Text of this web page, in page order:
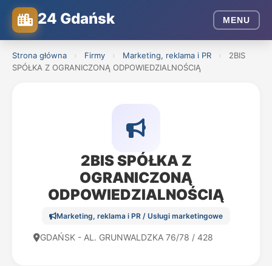
24 Gdańsk MENU
Strona główna › Firmy › Marketing, reklama i PR ›
2BIS
SPÓŁKA Z OGRANICZONĄ ODPOWIEDZIALNOŚCIĄ
2BIS SPÓŁKA Z
OGRANICZONĄ
ODPOWIEDZIALNOŚCIĄ
Marketing, reklama i PR / Usługi marketingowe
GDAŃSK - AL. GRUNWALDZKA 76/78 / 428